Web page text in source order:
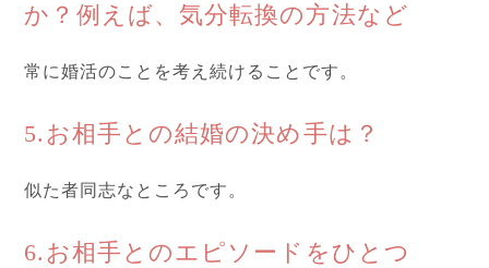
か？例えば、気分転換の方法など
常に婚活のことを考え続けることです。
5.お相手との結婚の決め手は？
似た者同志なところです。
6.お相手とのエピソードをひとつ